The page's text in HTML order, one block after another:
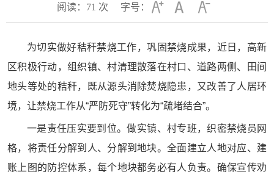
阅读： 71 次 字号：
为切实做好秸秆禁烧工作，巩固禁烧成果，近日，高新
区积极行动，组织镇、村清理散落在村口、道路两侧、田间
地头等处的秸秆，既从源头消除焚烧隐患，又改善了人居环
境，让禁烧工作从“严防死守”转化为“疏堵结合”。
一是责任压实要到位。做实镇、村专班，织密禁烧员网
格，将责任分解到人、分解到地块。全面建立人地对应、建
账上图的防控体系，每个地块都务必有人负责。确保宣传劝